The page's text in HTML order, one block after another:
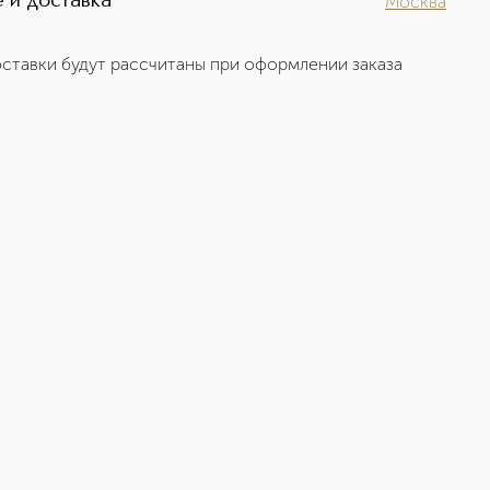
будут рассчитаны при оформлении заказа